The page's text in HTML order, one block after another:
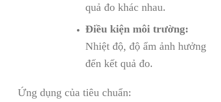
quả đo khác nhau.
Điều kiện môi trường:
Nhiệt độ, độ ẩm ảnh hưởng
đến kết quả đo.
Ứng dụng của tiêu chuẩn: